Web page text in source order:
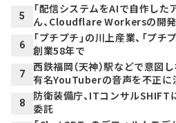
5
「配信システムをAIで自作した
ん、Cloudflare Workersの開
6
「プチプチ」の川上産業、「プ
創業58年で
7
西鉄福岡（天神）駅などで意
有名YouTuberの音声を不正に
8
防衛装備庁、ITコンサルSHIFT
委託